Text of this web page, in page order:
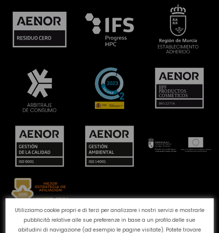
Utilizziamo cookie propri e di terzi per analizzare i nostri servizi e mostrarle
pubblicità relative alle sue preferenze in base a un profilo delle sue
abitudini di navigazione (ad esempio le pagine visitate). Potete trovare
Canale reclami Politica dei cookie
Politica sulla